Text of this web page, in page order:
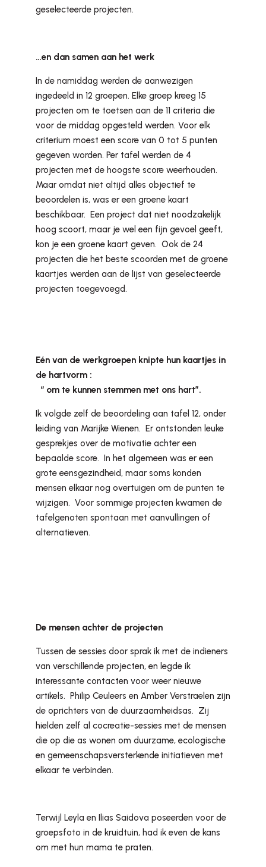
geselecteerde projecten.
…en dan samen aan het werk
In de namiddag werden de aanwezigen
ingedeeld in 12 groepen. Elke groep kreeg 15
projecten om te toetsen aan de 11 criteria die
voor de middag opgesteld werden. Voor elk
criterium moest een score van 0 tot 5 punten
gegeven worden. Per tafel werden de 4
projecten met de hoogste score weerhouden.
Maar omdat niet altijd alles objectief te
beoordelen is, was er een groene kaart
beschikbaar. Een project dat niet noodzakelijk
hoog scoort, maar je wel een fijn gevoel geeft,
kon je een groene kaart geven. Ook de 24
projecten die het beste scoorden met de groene
kaartjes werden aan de lijst van geselecteerde
projecten toegevoegd.
Eén van de werkgroepen knipte hun kaartjes in
de hartvorm :
“ om te kunnen stemmen met ons hart”.
Ik volgde zelf de beoordeling aan tafel 12, onder
leiding van Marijke Wienen. Er ontstonden leuke
gesprekjes over de motivatie achter een
bepaalde score. In het algemeen was er een
grote eensgezindheid, maar soms konden
mensen elkaar nog overtuigen om de punten te
wijzigen. Voor sommige projecten kwamen de
tafelgenoten spontaan met aanvullingen of
alternatieven.
De mensen achter de projecten
Tussen de sessies door sprak ik met de indieners
van verschillende projecten, en legde ik
interessante contacten voor weer nieuwe
artikels. Philip Ceuleers en Amber Verstraelen zijn
de oprichters van de duurzaamheidsas. Zij
hielden zelf al cocreatie-sessies met de mensen
die op die as wonen om duurzame, ecologische
en gemeenschapsversterkende initiatieven met
elkaar te verbinden.
Terwijl Leyla en Ilias Saidova poseerden voor de
groepsfoto in de kruidtuin, had ik even de kans
om met hun mama te praten.